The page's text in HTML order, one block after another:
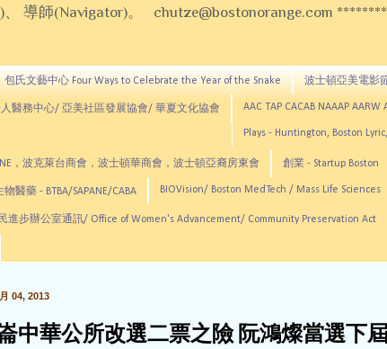
、 導師(Navigator)。 chutze@bostonorange.com
包氏文藝中心 Four Ways to Celebrate the Year of the Snake 波士頓亞美電影
醫務中心/ 亞美社區發展協會/ 華夏文化協會 AAC TAP CACAB NAAAP AARW
Plays - Huntington, Boston
，波克萊台商會，波士頓華商會，波士頓亞裔房東會 創業 - Startup Boston
物醫藥 - BTBA/SAPANE/CABA BIOVision/ Boston MedTech / Mass Life Sciences
進步辦公室通訊/ Office of Women's Advancement/ Community Preservation Act
04, 2013
中華公所改選二票之險 阮鴻燦當選下